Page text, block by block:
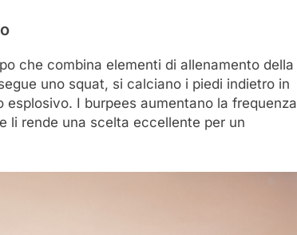
che combina elementi di allenamento della
uno squat, si calciano i piedi indietro in
I burpees aumentano la frequenza
li rende una scelta eccellente per un